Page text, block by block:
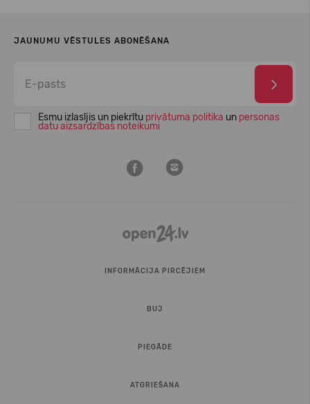
JAUNUMU VĒSTULES ABONĒŠANA
Esmu izlasījis un piekrītu privātuma politika un personas
datu aizsardzības noteikumi
INFORMĀCIJA PIRCĒJIEM
BUJ
PIEGĀDE
ATGRIEŠANA